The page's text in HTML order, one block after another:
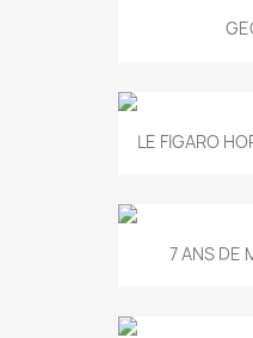
LE FIGARO
7 ANS DE